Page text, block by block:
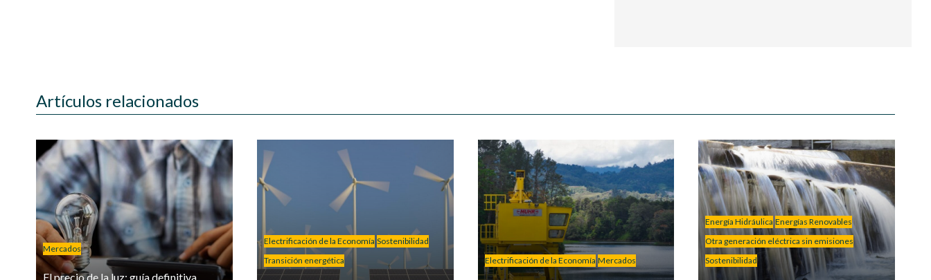
Artículos relacionados
Mercados
El precio de la luz: guía definitiva
Electrificación de la Economía Sostenibilidad
Transición energética
Electrificación de la Economía Mercados
Energía Hidráulica Energías Renovables
Otra generación eléctrica sin emisiones
Sostenibilidad